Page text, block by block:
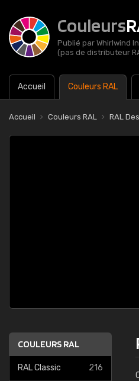
Couleurs
Publié par Whirlwind
(pas de distributeur
Accueil Couleurs RAL
Accueil Couleurs RAL RAL
COULEURS RAL
RAL Classic 216